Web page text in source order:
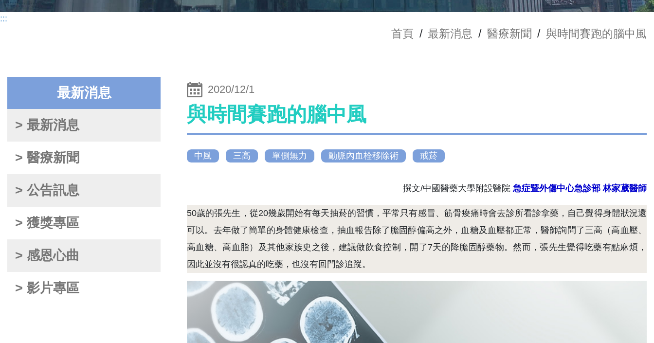
:::
首頁 / 最新消息 / 醫療新聞 / 與時間賽跑的腦中風
最新消息
> 最新消息
> 醫療新聞
> 公告訊息
> 獲獎專區
> 感恩心曲
> 影片專區
2020/12/1
與時間賽跑的腦中風
中風 三高 單側無力 動脈內血栓移除術 戒菸
撰文/中國醫藥大學附設醫院 急症暨外傷中心急診部 林家葳醫師
50歲的張先生，從20幾歲開始有每天抽菸的習慣，平常只有感冒、筋骨痠痛時會去診所看診拿藥，自己覺得身體狀況還
可以。去年做了簡單的身體健康檢查，抽血報告除了膽固醇偏高之外，血糖及血壓都正常，醫師詢問了三高（高血壓、
高血糖、高血脂）及其他家族史之後，建議做飲食控制，開了7天的降膽固醇藥物。然而，張先生覺得吃藥有點麻煩，
因此並沒有很認真的吃藥，也沒有回門診追蹤。